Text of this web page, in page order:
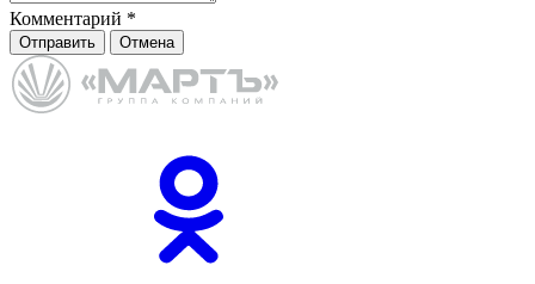
Комментарий *
Отправить Отмена